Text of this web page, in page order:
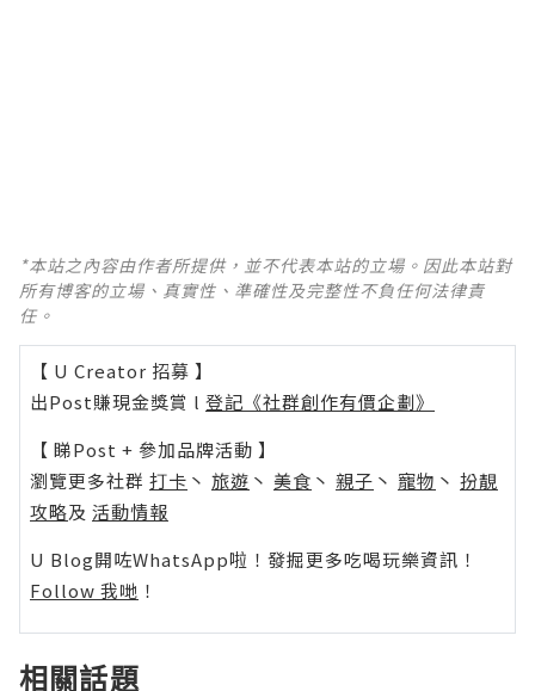
*本站之內容由作者所提供，並不代表本站的立場。因此本站對
所有博客的立場、真實性、準確性及完整性不負任何法律責
任。
【 U Creator 招募 】
出Post賺現金獎賞 l 登記《社群創作有價企劃》
【 睇Post + 參加品牌活動 】
瀏覽更多社群 打卡 丶 旅遊 丶 美食 丶 親子 丶 寵物 丶 扮靚
攻略及 活動情報
U Blog開咗WhatsApp啦！發掘更多吃喝玩樂資訊！
Follow 我哋 ！
相關話題